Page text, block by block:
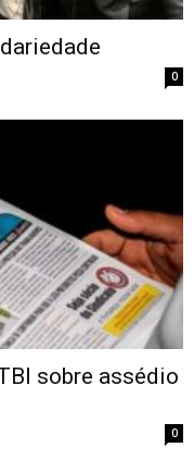
0
sobre assédio
0